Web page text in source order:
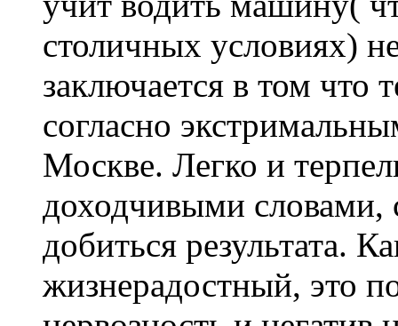
столичных условиях)
заключается в том что
согласно
Москве. Легко и
доходчивыми словами,
добиться результата.
жизнерадостный, это